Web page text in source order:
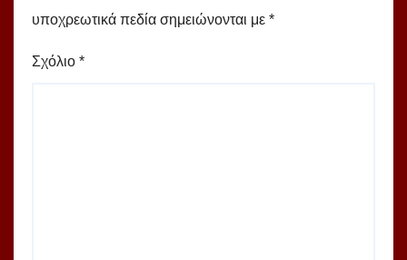
υποχρεωτικά πεδία σημειώνονται με *
Σχόλιο *